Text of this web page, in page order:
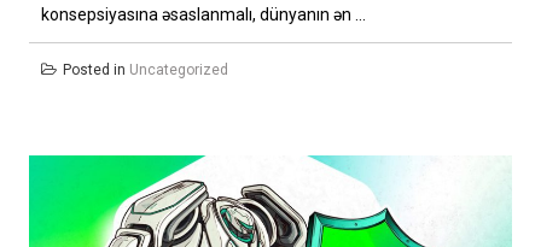
konsepsiyasına əsaslanmalı, dünyanın ən ...
Posted in Uncategorized